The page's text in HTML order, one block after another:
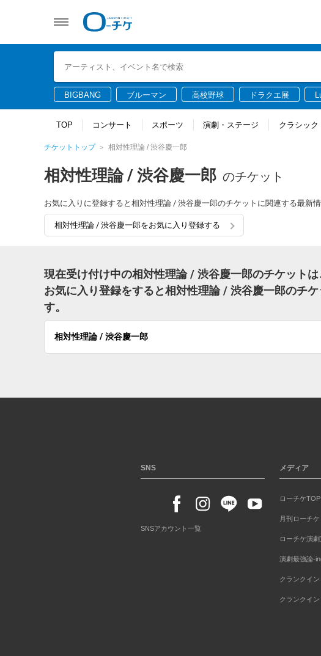
BIGBANG ブルーマン 高校野球 ドラクエ展
TOP コンサート スポーツ 演劇・ステージ クラシック
チケットトップ 相対性理論 / 渋谷慶一郎
相対性理論 / 渋谷慶一郎 のチケット
お気に入りに登録すると相対性理論 / 渋谷慶一郎のチケットに関連する最新
相対性理論 / 渋谷慶一郎をお気に入り登録する
現在受け付け中の相対性理論 / 渋谷慶一郎のチケットは
お気に入り登録をすると相対性理論 / 渋谷慶一郎のチ
す。
相対性理論 / 渋谷慶一郎
SNS
SNSアカウント一覧
メディア
ローチケ
月刊ローチケ
ローチケ演劇
演劇最強論-
クランクイン
クランクイ